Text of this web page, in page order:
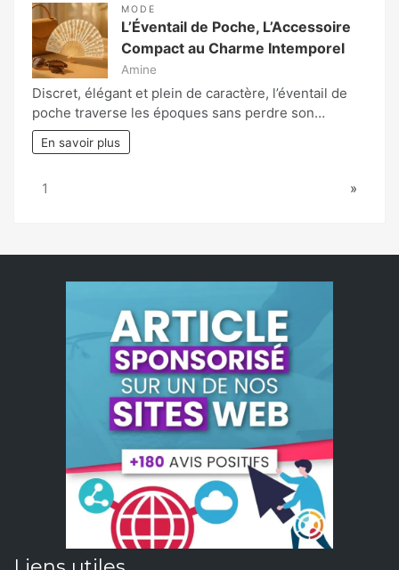
MODE
L’Éventail de Poche, L’Accessoire
Compact au Charme Intemporel
Amine
Discret, élégant et plein de caractère, l’éventail de
poche traverse les époques sans perdre son…
En savoir plus
Page:
1 Next
»